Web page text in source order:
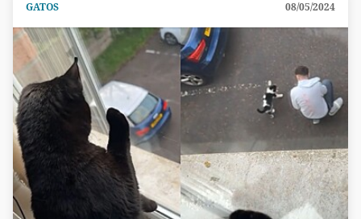
GATOS 08/05/2024